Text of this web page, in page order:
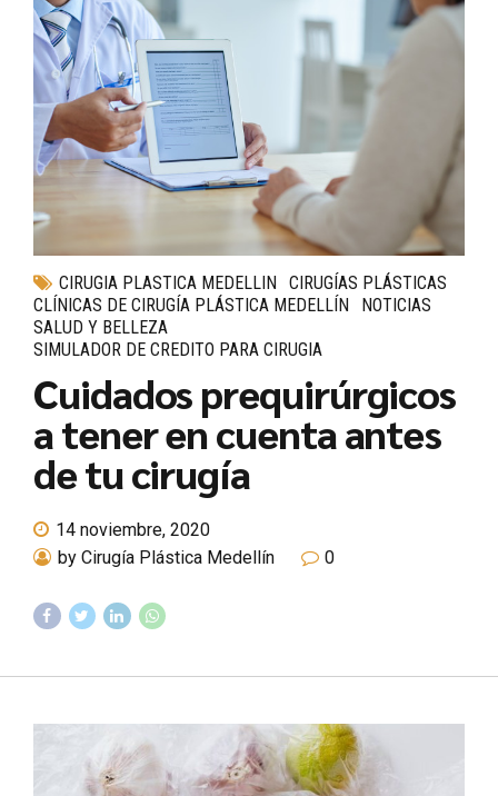
CIRUGIA PLASTICA MEDELLIN
CIRUGÍAS PLÁSTICAS
CLÍNICAS DE CIRUGÍA PLÁSTICA MEDELLÍN
NOTICIAS
SALUD Y BELLEZA
SIMULADOR DE CREDITO PARA CIRUGIA
Cuidados prequirúrgicos
a tener en cuenta antes
de tu cirugía
14 noviembre, 2020
by Cirugía Plástica Medellín
0